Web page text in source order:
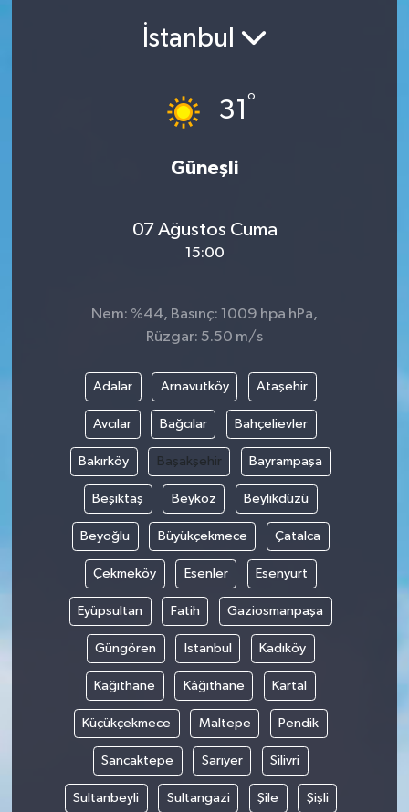
İstanbul
31°
Güneşli
07 Ağustos Cuma
15:00
Nem: %44, Basınç: 1009 hpa hPa,
Rüzgar: 5.50 m/s
Adalar Arnavutköy Ataşehir
Avcılar Bağcılar Bahçelievler
Bakırköy Başakşehir Bayrampaşa
Beşiktaş Beykoz Beylikdüzü
Beyoğlu Büyükçekmece Çatalca
Çekmeköy Esenler Esenyurt
Eyüpsultan Fatih Gaziosmanpaşa
Güngören Istanbul Kadıköy
Kağıthane Kâğıthane Kartal
Küçükçekmece Maltepe Pendik
Sancaktepe Sarıyer Silivri
Sultanbeyli Sultangazi Şile Şişli
Finans
Gayrimenkul
GENEL
GÜNDEM
Güvenlik
HABERDE İNSAN
İNSAN
İş Dünyası
Jandarma
Kadın